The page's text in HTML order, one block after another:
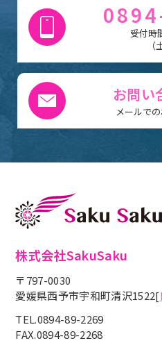
受付時
お問い
メールで
株式会社SakuSaku
〒797-0030
愛媛県西予市宇和町清沢1522[
TEL.0894-89-2269
FAX.0894-89-2268